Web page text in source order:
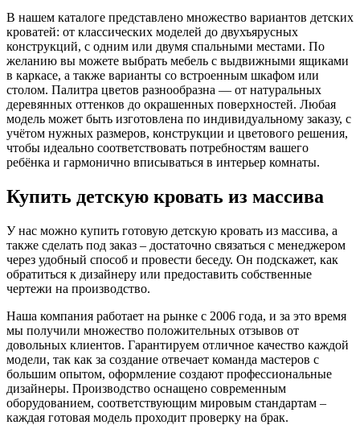
В нашем каталоге представлено множество вариантов детских
кроватей: от классических моделей до двухъярусных
конструкций, с одним или двумя спальными местами. По
желанию вы можете выбрать мебель с выдвижными ящиками
в каркасе, а также варианты со встроенным шкафом или
столом. Палитра цветов разнообразна — от натуральных
деревянных оттенков до окрашенных поверхностей. Любая
модель может быть изготовлена по индивидуальному заказу, с
учётом нужных размеров, конструкции и цветового решения,
чтобы идеально соответствовать потребностям вашего
ребёнка и гармонично вписываться в интерьер комнаты.
Купить детскую кровать из массива
У нас можно купить готовую детскую кровать из массива, а
также сделать под заказ – достаточно связаться с менеджером
через удобный способ и провести беседу. Он подскажет, как
обратиться к дизайнеру или предоставить собственные
чертежи на производство.
Наша компания работает на рынке с 2006 года, и за это время
мы получили множество положительных отзывов от
довольных клиентов. Гарантируем отличное качество каждой
модели, так как за создание отвечает команда мастеров с
большим опытом, оформление создают профессиональные
дизайнеры. Производство оснащено современным
оборудованием, соответствующим мировым стандартам –
каждая готовая модель проходит проверку на брак.